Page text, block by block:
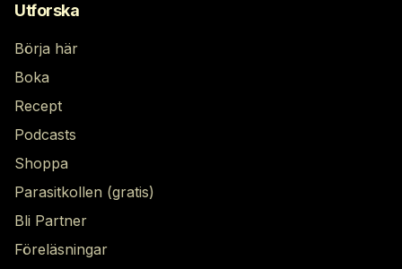
Utforska
Börja här
Boka
Recept
Podcasts
Shoppa
Parasitkollen (gratis)
Bli Partner
Föreläsningar